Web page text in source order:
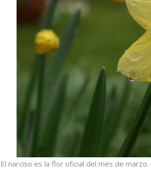
El narciso es la flor oficial del mes de marzo.